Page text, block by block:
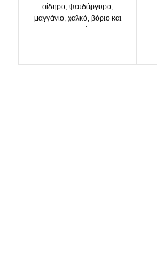
σίδηρο, ψευδάργυρο,
μαγγάνιο, χαλκό, βόριο και